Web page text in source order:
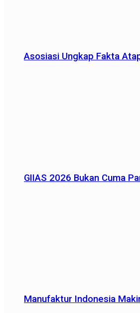
Asosiasi Ungkap Fakta
GIIAS 2026 Bukan Cuma
Manufaktur Indonesia